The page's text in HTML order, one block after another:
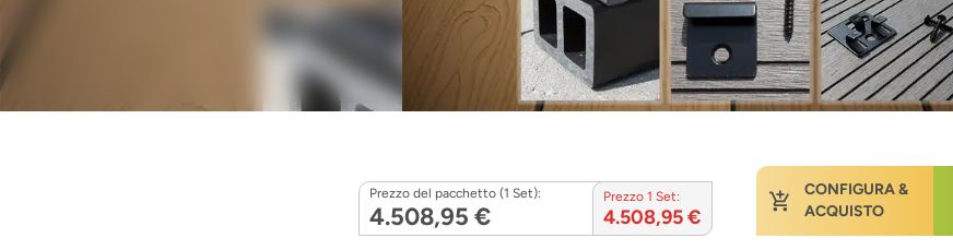
Prezzo del pacchetto (1 Set):
4.508,95 €
Prezzo 1 Set:
4.508,95 €
CONFIGURA &
ACQUISTO